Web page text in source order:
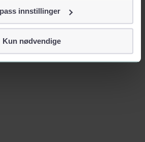
på alvor
navn eller telefonnummer.
innstillinger
Kun nødvendige